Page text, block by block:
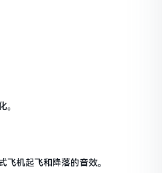
。
飞机起飞和降落的音效。